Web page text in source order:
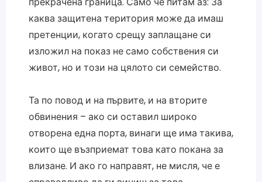
каква защитена територия може да имаш
претенции, когато срещу заплащане си
изложил на показ не само собствения си
живот, но и този на цялото си семейство.
Та по повод и на първите, и на вторите
обвинения – ако си оставил широко
отворена една порта, винаги ще има такива,
които ще възприемат това като покана за
влизане. И ако го направят, не мисля, че е